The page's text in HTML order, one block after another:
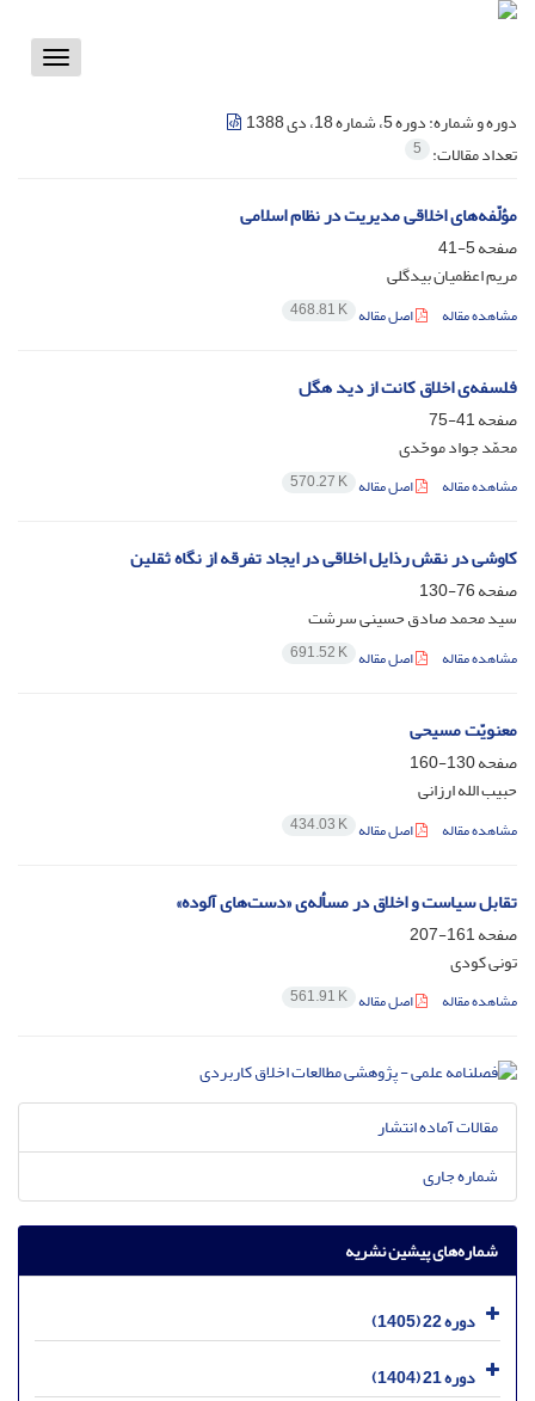
Toggle
دوره و شماره:دوره 5، شماره 18، دی 1388
تعداد مقالات: 5
مؤلّفه‌های اخلاقی مدیریت در نظام اسلامی
صفحه5-41
مریم اعظمیان بیدگلی
مشاهده مقاله اصل مقاله 468.81 K
فلسفه‌ی اخلاق کانت از دید هگل
صفحه41-75
محمّد جواد موحّدی
مشاهده مقاله اصل مقاله 570.27 K
کاوشی در نقش رذایل اخلاقی در ایجاد تفرقه از نگاه ثقلین
صفحه76-130
سید محمد صادق حسینی سرشت
مشاهده مقاله اصل مقاله 691.52 K
معنویّت مسیحی
صفحه130-160
حبیب الله ارزانی
مشاهده مقاله اصل مقاله 434.03 K
تقابل سیاست و اخلاق در مسأله‌ی «دست‌های آلوده»
صفحه161-207
تونی کودی
مشاهده مقاله اصل مقاله 561.91 K
مقالات آماده انتشار
شماره جاری
شماره‌های پیشین نشریه
دوره 22 (1405)
دوره 21 (1404)